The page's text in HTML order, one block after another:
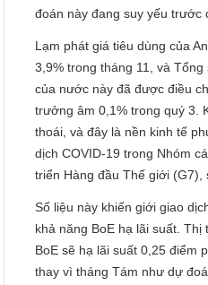
đoán này đang suy yếu trước
Lạm phát giá tiêu dùng của
3,9% trong tháng 11, và
của nước này đã được điều
trưởng âm 0,1% trong quý 3.
thoái, và đây là nền kinh tế
dịch COVID-19 trong Nhóm
triển Hàng đầu Thế giới (G7),
Số liệu này khiến giới giao
khả năng BoE hạ lãi suất.
BoE sẽ hạ lãi suất 0,25 điểm
thay vì tháng Tám như dự